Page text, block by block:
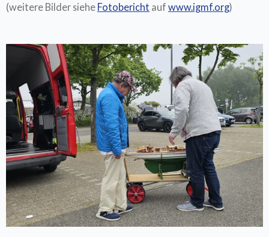
(weitere Bilder siehe Fotobericht auf www.igmf.org)